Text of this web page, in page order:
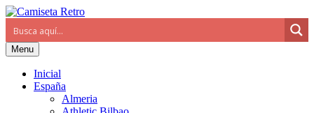
Menu
Inicial
España
Almeria